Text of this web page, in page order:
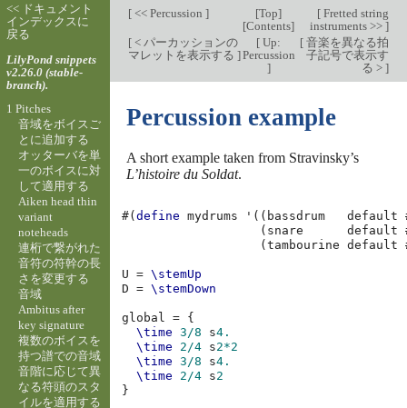
[<< Percussion ] [Top]
[Contents]
[Fretted string
instruments >> ]
[< パーカッションの
マレットを表示する ]
[ Up:
Percussion
]
[音楽を異なる拍
子記号で表示す
る > ]
Percussion example
A short example taken from Stravinsky’s
L’histoire du Soldat.
#(define mydrums ' (( bassdrum default
( snare default
(tambourine default
U = \stemUp
D
= \stemDown
global = {
\time
3/8 s4.
\time
2/4 s2*2
\time
3/8 s4.
\time
2/4 s2
}
<< ドキュメント
インデックスに
戻る
LilyPond snippets
v2.26.0 (stable-
branch).
1 Pitches
音域をボイスご
とに追加する
オッターバを単
一のボイスに対
して適用する
Aiken head thin
variant
noteheads
連桁で繋がれた
音符の符幹の長
さを変更する
音域
Ambitus after
key signature
複数のボイスを
持つ譜での音域
音階に応じて異
なる符頭のスタ
イルを適用する